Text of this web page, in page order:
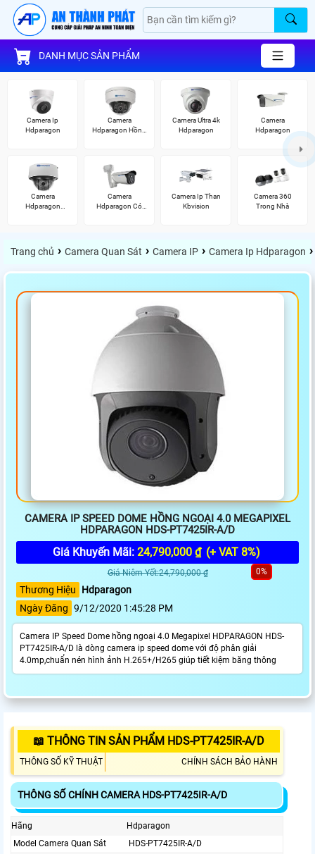
DANH MỤC SẢN PHẨM
Camera Ip
Hdparagon
Camera
Hdparagon Hồng
Camera Ultra 4k
Hdparagon
Camera
Hdparagon
Camera
Hdparagon
Camera
Hdparagon Có
Camera Ip Than
Kbvision
Camera 360
Trong Nhà
Trang chủ › Camera Quan Sát › Camera IP › Camera Ip Hdparagon ›
CAMERA IP SPEED DOME HỒNG NGOẠI 4.0 MEGAPIXEL
HDPARAGON HDS-PT7425IR-A/D
Giá Khuyến Mãi: 24,790,000 ₫ (+ VAT 8%)
Giá Niêm Yết:24,790,000 ₫ 0%
Thương Hiệu
Hdparagon
Ngày Đăng 9/12/2020 1:45:28 PM
Camera IP Speed Dome hồng ngoại 4.0 Megapixel HDPARAGON HDS-
PT7425IR-A/D là dòng camera ip speed dome với độ phân giải
4.0mp,chuẩn nén hình ảnh H.265+/H265 giúp tiết kiệm băng thông
📖 THÔNG TIN SẢN PHẨM HDS-PT7425IR-A/D
THÔNG SỐ KỸ THUẬT CHÍNH SÁCH BẢO HÀNH
THÔNG SỐ CHÍNH CAMERA HDS-PT7425IR-A/D
Hãng
Hdparagon
Model Camera Quan Sát
HDS-PT7425IR-A/D